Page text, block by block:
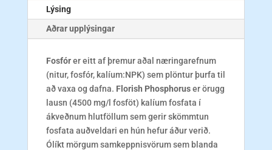
Lýsing
Aðrar upplýsingar
Fosfórer eitt af þremur aðal næringarefnum
(nitur, fosfór, kalíum:NPK) sem plöntur þurfa til
að vaxa og dafna. Florish Phosphoruser örugg
lausn (4500 mg/l fosföt) kalíum fosfata í
ákveðnum hlutföllum sem gerir skömmtun
fosfata auðveldari en hún hefur áður verið.
Ólíkt mörgum samkeppnisvörum sem blanda